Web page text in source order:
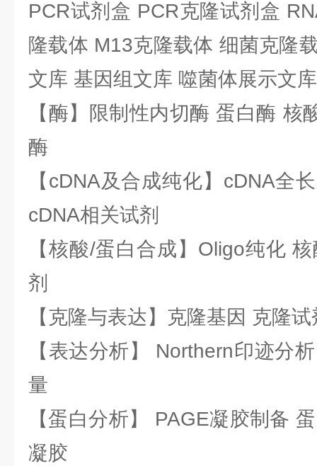
PCR试剂盒 PCR克隆试剂盒
隆载体 M13克隆载体 细菌克隆
文库 基因组文库 噬菌体展示文库
【酶】限制性内切酶 蛋白酶 核
酶
【cDNA及合成纯化】cDNA全
cDNA相关试剂
【核酸/蛋白合成】Oligo纯化
剂
【克隆与表达】克隆基因 克隆
【表达分析】 Northern印迹分
量
【蛋白分析】 PAGE凝胶制备
凝胶